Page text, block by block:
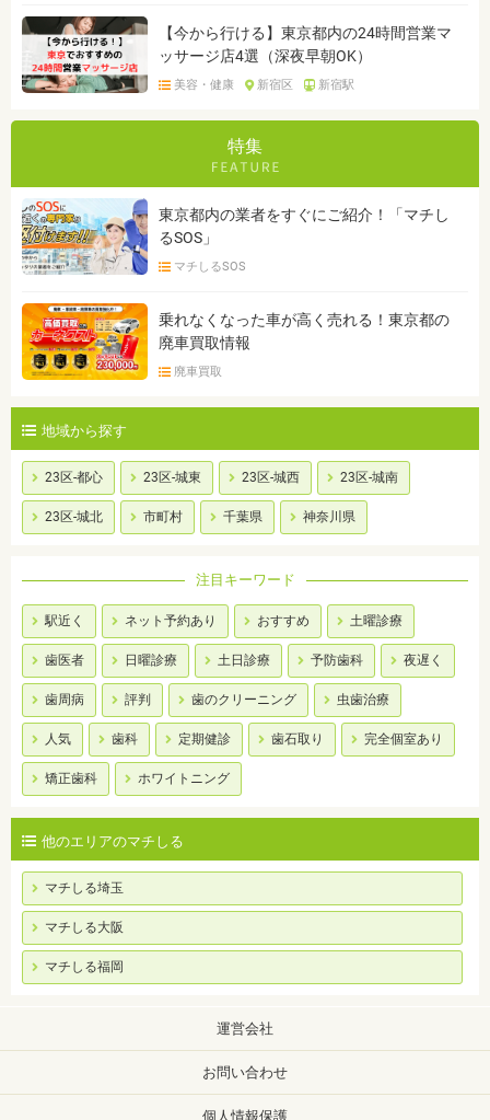
【今から行ける】東京都内の24時間営業マ
ッサージ店4選（深夜早朝OK）
美容・健康 新宿区 新宿駅
特集
東京都内の業者をすぐにご紹介！「マチし
るSOS」
マチしるSOS
乗れなくなった車が高く売れる！東京都の
廃車買取情報
廃車買取
地域から探す
23区-都心 23区-城東 23区-城西 23区-城南
23区-城北 市町村 千葉県 神奈川県
注目キーワード
駅近く ネット予約あり おすすめ 土曜診療
歯医者 日曜診療 土日診療 予防歯科 夜遅く
歯周病 評判 歯のクリーニング 虫歯治療
人気 歯科 定期健診 歯石取り 完全個室あり
矯正歯科 ホワイトニング
他のエリアのマチしる
マチしる埼玉
マチしる大阪
マチしる福岡
運営会社
お問い合わせ
個人情報保護